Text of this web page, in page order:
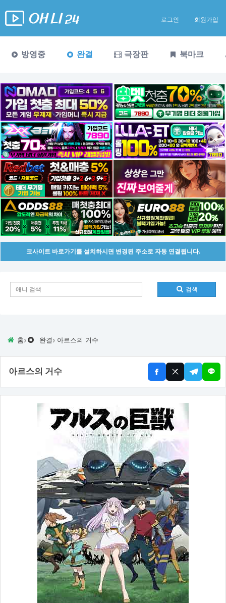
로그인 회원가입
방영중 완결 극장판 북마크
코사이트 바로가기를 설치하시면 변경된 주소로 자동 연결됩니다.
검색
홈› 완결 › 아르스의 거수
아르스의 거수